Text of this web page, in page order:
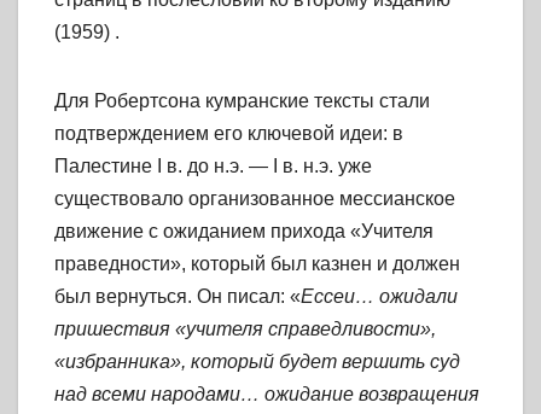
(1959) .
Для Робертсона кумранские тексты стали
подтверждением его ключевой идеи: в
Палестине I в. до н.э. — I в. н.э. уже
существовало организованное мессианское
движение с ожиданием прихода «Учителя
праведности», который был казнен и должен
был вернуться. Он писал: «Ессеи… ожидали
пришествия «учителя справедливости»,
«избранника», который будет вершить суд
над всеми народами… ожидание возвращения